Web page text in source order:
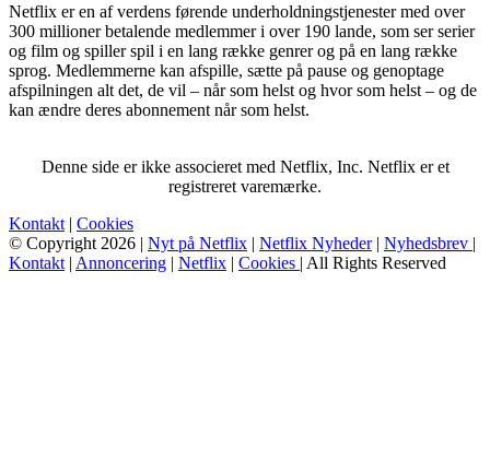
Netflix er en af verdens førende underholdningstjenester med over
300 millioner betalende medlemmer i over 190 lande, som ser serier
og film og spiller spil i en lang række genrer og på en lang række
sprog. Medlemmerne kan afspille, sætte på pause og genoptage
afspilningen alt det, de vil – når som helst og hvor som helst – og de
kan ændre deres abonnement når som helst.
Denne side er ikke associeret med Netflix, Inc. Netflix er et
registreret varemærke.
Kontakt | Cookies
© Copyright 2026 | Nyt på Netflix | Netflix Nyheder| Nyhedsbrev |
Kontakt | Annoncering | Netflix | Cookies | All Rights Reserved